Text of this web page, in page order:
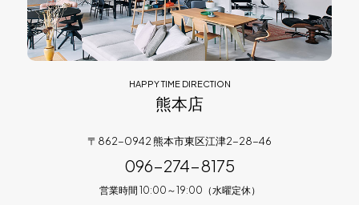
HAPPY TIME DIRECTION
熊本店
〒862-0942 熊本市東区江津2-28-46
096-274-8175
営業時間 10:00～19:00（水曜定休）